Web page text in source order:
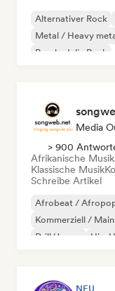
Alternativer Rock
Metal / Heavy
Psychedelic Rock
Media
> 900
Afrikanische Musik
Klassische Musik
Schreibe Artikel
Afrobeat /
Kommerziell /
Drill/Jersey
Hip-
NEU